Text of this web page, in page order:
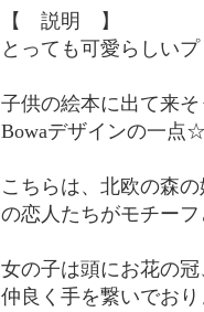
【 説明 】
とっても可愛らしい
子供の絵本に出て来そ
Bowaデザインの一点
こちらは、北欧の森
の恋人たちがモチー
女の子は頭にお花の
仲良く手を繋いでお